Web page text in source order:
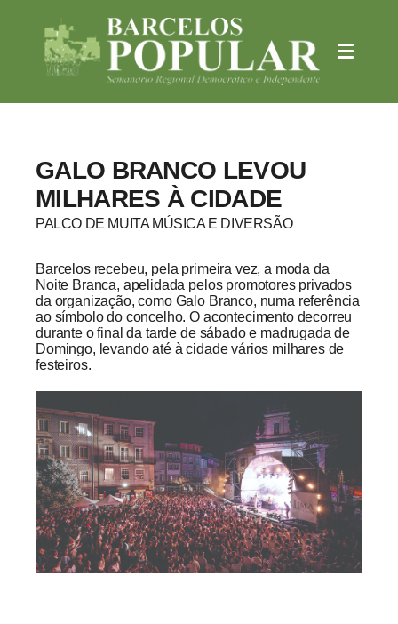
GALO BRANCO LEVOU
MILHARES À CIDADE
PALCO DE MUITA MÚSICA E DIVERSÃO
Barcelos recebeu, pela primeira vez, a moda da
Noite Branca, apelidada pelos promotores privados
da organização, como Galo Branco, numa referência
ao símbolo do concelho. O acontecimento decorreu
durante o final da tarde de sábado e madrugada de
Domingo, levando até à cidade vários milhares de
festeiros.